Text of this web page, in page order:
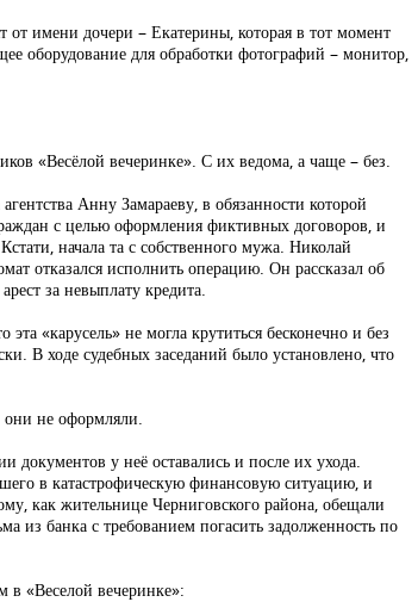
от имени дочери – Екатерины, которая в тот момент
оборудование для обработки фотографий – монитор,
«Весёлой вечеринке». С их ведома, а чаще – без.
Анну Замараеву, в обязанности которой
с целью оформления фиктивных договоров, и
начала та с собственного мужа. Николай
отказался исполнить операцию. Он рассказал об
за невыплату кредита.
«карусель» не могла крутиться бесконечно и без
В ходе судебных заседаний было установлено, что
они не оформляли.
документов у неё оставались и после их ухода.
в катастрофическую финансовую ситуацию, и
как жительнице Черниговского района, обещали
из банка с требованием погасить задолженность по
в «Веселой вечеринке»: